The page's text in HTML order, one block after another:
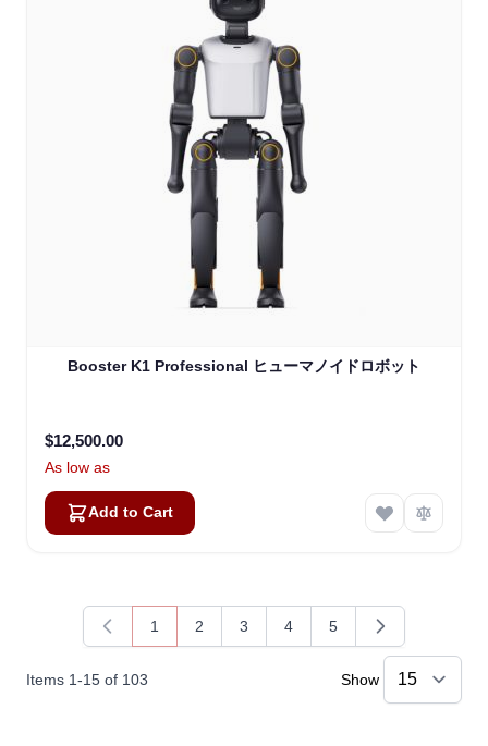
Booster K1 Professional ヒューマノイドロボット
$12,500.00
As low as
Add to Cart
Items 1-15 of 103
You're currently reading page
1
Page
2
Page
3
Page
4
Page
5
Show